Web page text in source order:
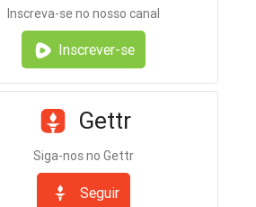
Inscreva-se no nosso canal
Inscrever-se
Gettr
Siga-nos no Gettr
Seguir